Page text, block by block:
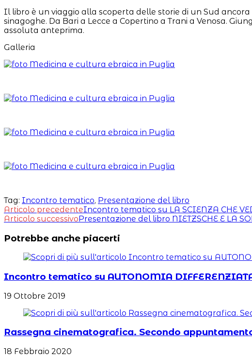
Il libro è un viaggio alla scoperta delle storie di un Sud
sinagoghe. Da Bari a Lecce a Copertino a Trani a Venosa.
assoluta anteprima.
Galleria
Tag: Incontro tematico, Presentazione del libro
Leggi
altri
articoli
Articolo precedenteIncontro tematico su LA SCIENZA CHE
Articolo successivoPresentazione del libro NIETZSCHE E LA
Potrebbe anche piacerti
Incontro tematico su AUTONOMIA
19 Ottobre 2019
Rassegna cinematografica. Secondo appuntamento
18 Febbraio 2020